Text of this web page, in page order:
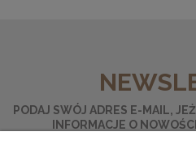
PODAJ SWÓJ ADRES E-MAIL,
INFORMACJE O